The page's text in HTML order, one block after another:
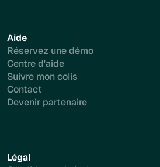
Aide
Réservez une démo
Centre d'aide
Suivre mon colis
Contact
Devenir partenaire
Légal